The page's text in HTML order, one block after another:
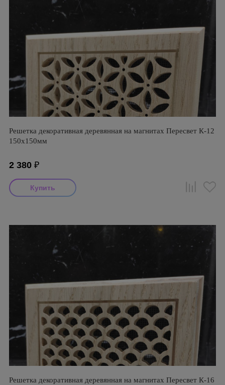
Решетка декоративная деревянная на магнитах Пересвет К-12
150х150мм
2 380 ₽
Решетка декоративная деревянная на магнитах Пересвет К-16